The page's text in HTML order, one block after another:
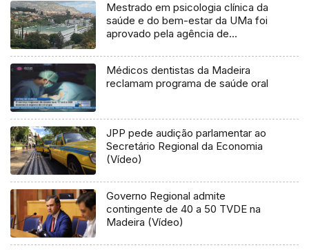
Mestrado em psicologia clínica da
saúde e do bem-estar da UMa foi
aprovado pela agência de
Médicos dentistas da Madeira
reclamam programa de saúde oral
JPP pede audição parlamentar ao
Secretário Regional da Economia
(Vídeo)
Governo Regional admite
contingente de 40 a 50 TVDE na
Madeira (Vídeo)